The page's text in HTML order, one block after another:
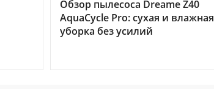
Обзор пылесоса Dreame Z40
AquaCycle Pro: сухая и влажная
уборка без усилий